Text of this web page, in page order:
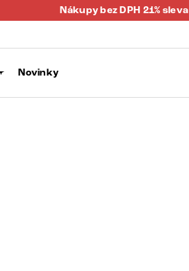
Nákupy bez DPH 21% sleva
Novinky